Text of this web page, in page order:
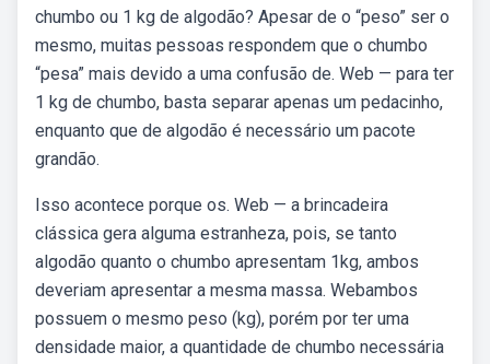
chumbo ou 1 kg de algodão? Apesar de o “peso” ser o
mesmo, muitas pessoas respondem que o chumbo
“pesa” mais devido a uma confusão de. Web — para ter
1 kg de chumbo, basta separar apenas um pedacinho,
enquanto que de algodão é necessário um pacote
grandão.
Isso acontece porque os. Web — a brincadeira
clássica gera alguma estranheza, pois, se tanto
algodão quanto o chumbo apresentam 1kg, ambos
deveriam apresentar a mesma massa. Webambos
possuem o mesmo peso (kg), porém por ter uma
densidade maior, a quantidade de chumbo necessária